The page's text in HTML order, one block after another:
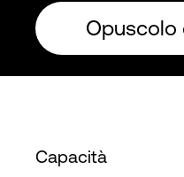
Opuscolo
Capacità